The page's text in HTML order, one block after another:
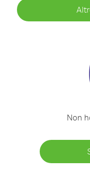
Non